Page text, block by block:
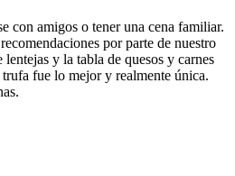
con amigos o tener una cena familiar.
por parte de nuestro
lentejas y la tabla de quesos y carnes
fue lo mejor y realmente única.